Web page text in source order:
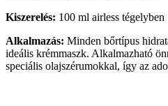
Kiszerelés: 100 ml airless tégelyben
Alkalmazás: Minden bőrtípus
ideális krémmaszk. Alkalmazható
speciális olajszérumokkal, így az